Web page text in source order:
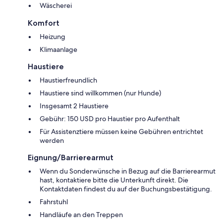
Wäscherei
Komfort
Heizung
Klimaanlage
Haustiere
Haustierfreundlich
Haustiere sind willkommen (nur Hunde)
Insgesamt 2 Haustiere
Gebühr: 150 USD pro Haustier pro Aufenthalt
Für Assistenztiere müssen keine Gebühren entrichtet
werden
Eignung/Barrierearmut
Wenn du Sonderwünsche in Bezug auf die Barrierearmut
hast, kontaktiere bitte die Unterkunft direkt. Die
Kontaktdaten findest du auf der Buchungsbestätigung.
Fahrstuhl
Handläufe an den Treppen